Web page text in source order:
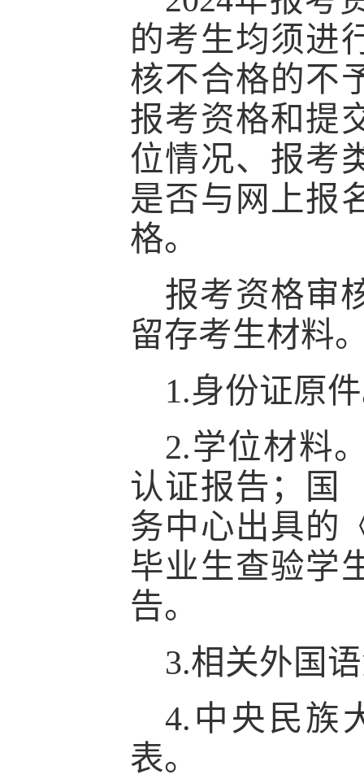
的考生均须进
核不合格的不
报考资格和提
位情况、报考
是否与网上报
格。
报考资格审
留存考生材料
1.身份证原
2.学位材料
认证报告；国
务中心出具的
毕业生查验学
告。
3.相关外国
4. 中央民族
表。